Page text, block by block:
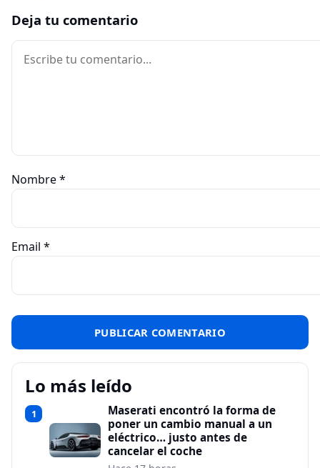
Deja tu comentario
Comentario
Nombre*
Email *
Lo más leído
1
Maserati encontró la forma de
poner un cambio manual a un
eléctrico… justo antes de
cancelar el coche